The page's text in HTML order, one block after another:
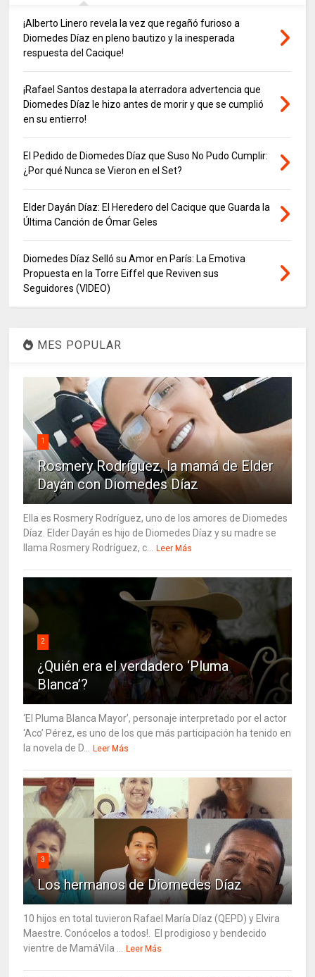
¡Alberto Linero revela la vez que regañó furioso a
Diomedes Díaz en pleno bautizo y la inesperada
respuesta del Cacique!
¡Rafael Santos destapa la aterradora advertencia que
Diomedes Díaz le hizo antes de morir y que se cumplió
en su entierro!
El Pedido de Diomedes Díaz que Suso No Pudo Cumplir:
¿Por qué Nunca se Vieron en el Set?
Elder Dayán Díaz: El Heredero del Cacique que Guarda la
Última Canción de Ómar Geles
Diomedes Díaz Selló su Amor en París: La Emotiva
Propuesta en la Torre Eiffel que Reviven sus
Seguidores (VIDEO)
MES POPULAR
1
Rosmery Rodríguez, la mamá de Elder
Dayán con Diomedes Díaz
Ella es Rosmery Rodríguez, uno de los amores de Diomedes
Díaz. Elder Dayán es hijo de Diomedes Díaz y su madre se
llama Rosmery Rodríguez, c...
Leer Más
2
¿Quién era el verdadero ‘Pluma
Blanca’?
‘El Pluma Blanca Mayor’, personaje interpretado por el actor
‘Aco’ Pérez, es uno de los que más participación ha tenido en
la novela de D...
Leer Más
3
Los hermanos de Diomedes Díaz
10 hijos en total tuvieron Rafael María Díaz (QEPD) y Elvira
Maestre. Conócelos a todos!. El prodigioso y bendecido
vientre de MamáVila ...
Leer Más